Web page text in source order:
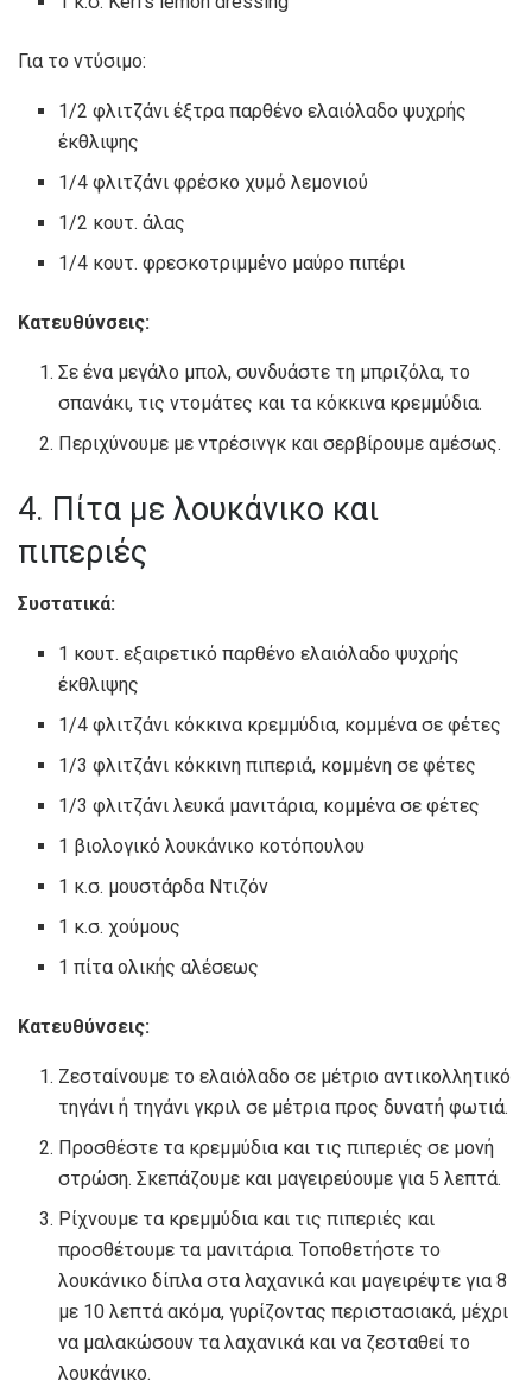
Για το ντύσιμο:
1/2 φλιτζάνι έξτρα παρθένο ελαιόλαδο ψυχρής
έκθλιψης
1/4 φλιτζάνι φρέσκο ​​χυμό λεμονιού
1/2 κουτ. άλας
1/4 κουτ. φρεσκοτριμμένο μαύρο πιπέρι
Κατευθύνσεις:
Σε ένα μεγάλο μπολ, συνδυάστε τη μπριζόλα, το
σπανάκι, τις ντομάτες και τα κόκκινα κρεμμύδια.
Περιχύνουμε με ντρέσινγκ και σερβίρουμε αμέσως.
4. Πίτα με λουκάνικο και
πιπεριές
Συστατικά:
1 κουτ. εξαιρετικό παρθένο ελαιόλαδο ψυχρής
έκθλιψης
1/4 φλιτζάνι κόκκινα κρεμμύδια, κομμένα σε φέτες
1/3 φλιτζάνι κόκκινη πιπεριά, κομμένη σε φέτες
1/3 φλιτζάνι λευκά μανιτάρια, κομμένα σε φέτες
1 βιολογικό λουκάνικο κοτόπουλου
1 κ.σ. μουστάρδα Ντιζόν
1 κ.σ. χούμους
1 πίτα ολικής αλέσεως
Κατευθύνσεις:
Ζεσταίνουμε το ελαιόλαδο σε μέτριο αντικολλητικό
τηγάνι ή τηγάνι γκριλ σε μέτρια προς δυνατή φωτιά.
Προσθέστε τα κρεμμύδια και τις πιπεριές σε μονή
στρώση. Σκεπάζουμε και μαγειρεύουμε για 5 λεπτά.
Ρίχνουμε τα κρεμμύδια και τις πιπεριές και
προσθέτουμε τα μανιτάρια. Τοποθετήστε το
λουκάνικο δίπλα στα λαχανικά και μαγειρέψτε για 8
με 10 λεπτά ακόμα, γυρίζοντας περιστασιακά, μέχρι
να μαλακώσουν τα λαχανικά και να ζεσταθεί το
λουκάνικο.